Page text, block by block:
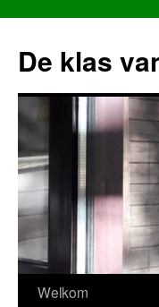
de
inhoud
De klas
Welkom